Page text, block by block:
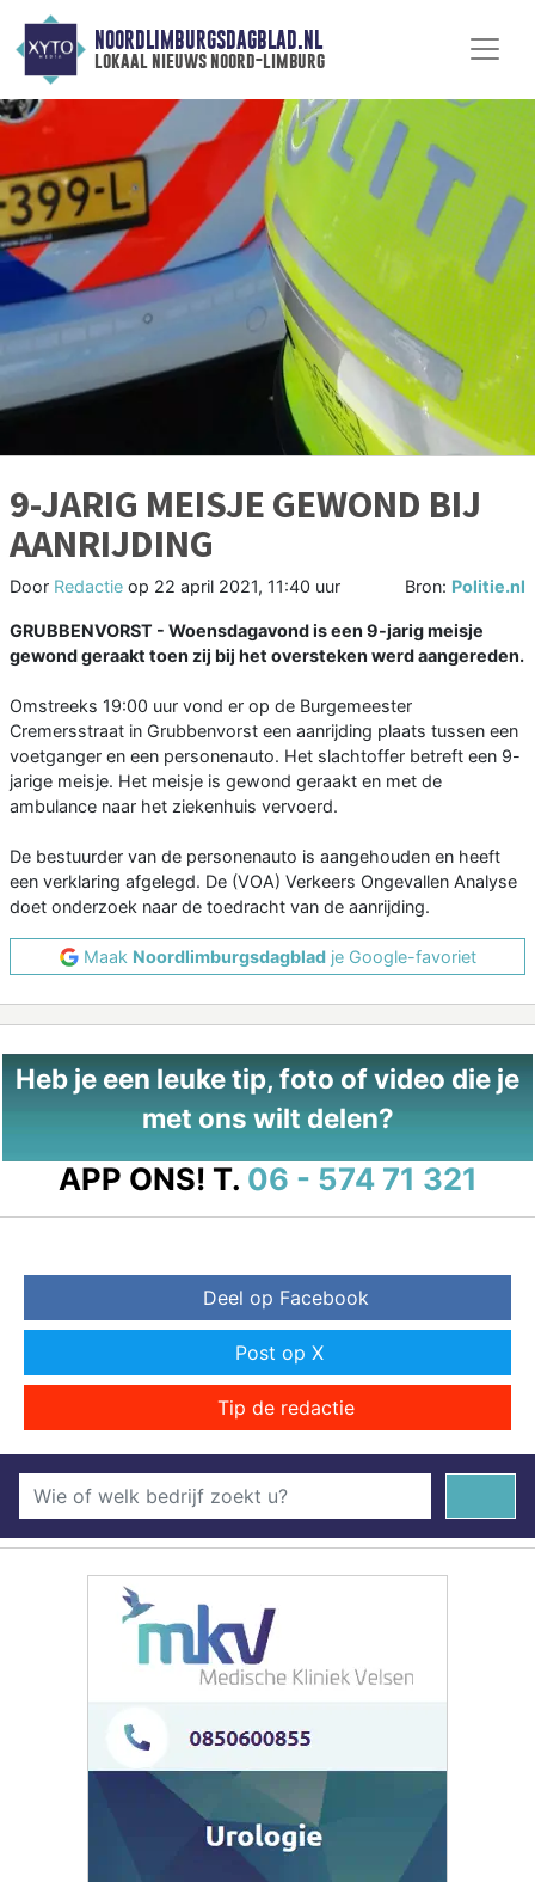
NOORDLIMBURGSDAGBLAD.NL
lokaal nieuws noord-limburg
9-JARIG MEISJE GEWOND BIJ
AANRIJDING
Door Redactie op 22 april 2021, 11:40 uur Bron: Politie.nl
GRUBBENVORST - Woensdagavond is een 9-jarig meisje
gewond geraakt toen zij bij het oversteken werd aangereden.
Omstreeks 19:00 uur vond er op de Burgemeester
Cremersstraat in Grubbenvorst een aanrijding plaats tussen een
voetganger en een personenauto. Het slachtoffer betreft een 9-
jarige meisje. Het meisje is gewond geraakt en met de
ambulance naar het ziekenhuis vervoerd.
De bestuurder van de personenauto is aangehouden en heeft
een verklaring afgelegd. De (VOA) Verkeers Ongevallen Analyse
doet onderzoek naar de toedracht van de aanrijding.
Maak Noordlimburgsdagbladje Google-favoriet
Heb je een leuke tip, foto of video die je
met ons wilt delen?
APP ONS! T. 06 - 574 71 321
Deel op Facebook
Post op X
Tip de redactie